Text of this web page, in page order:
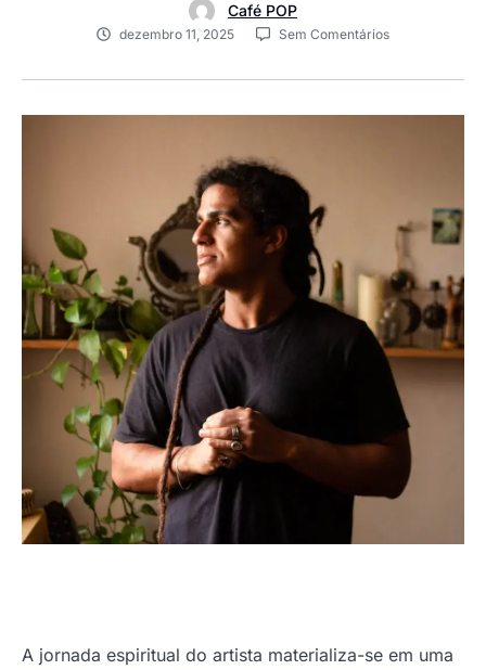
Café POP
dezembro 11, 2025 Sem Comentários
A jornada espiritual do artista materializa-se em uma